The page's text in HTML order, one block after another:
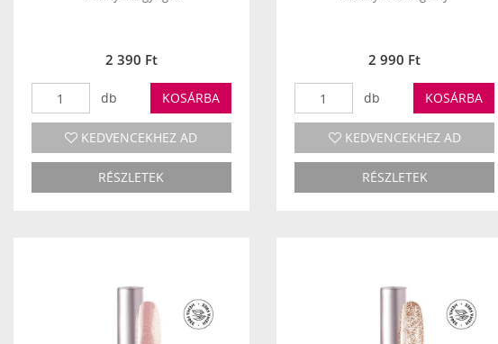
2 390 Ft
db KOSÁRBA
KEDVENCEKHEZ AD
RÉSZLETEK
2 990 Ft
db KOSÁRBA
KEDVENCEKHEZ AD
RÉSZLETEK